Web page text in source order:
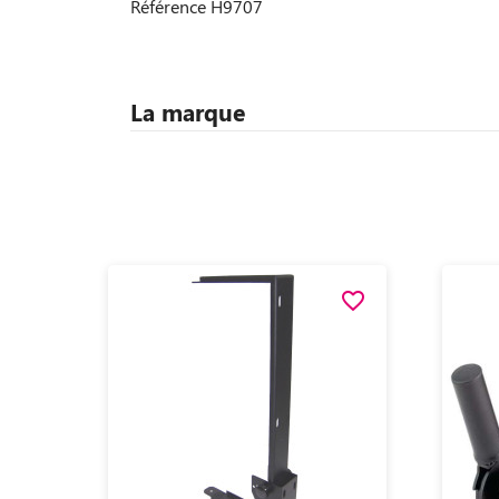
Référence H9707
La marque
favorite_border